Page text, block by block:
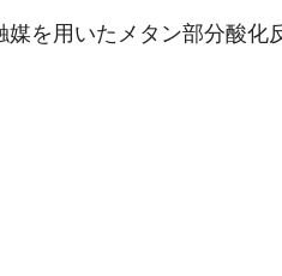
媒を用いたメタン部分酸化